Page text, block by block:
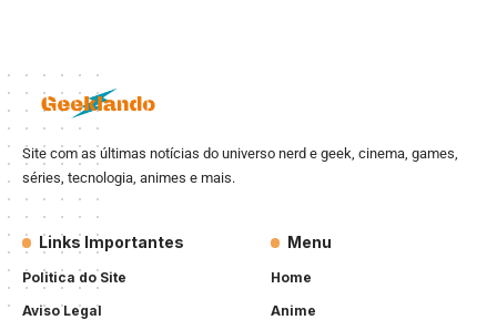
Site com as últimas notícias do universo nerd e geek, cinema, games,
séries, tecnologia, animes e mais.
Links Importantes
Politica do Site
Aviso Legal
Menu
Home
Anime